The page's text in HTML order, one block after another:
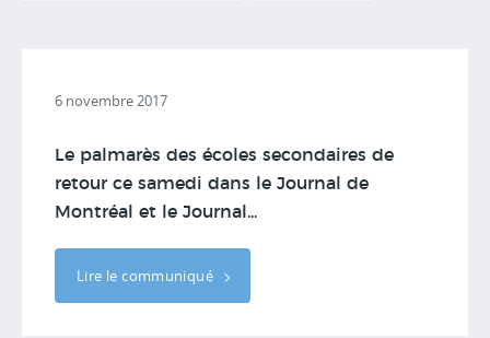
6 novembre 2017
Le palmarès des écoles secondaires de
retour ce samedi dans le Journal de
Montréal et le Journal...
Lire le communiqué